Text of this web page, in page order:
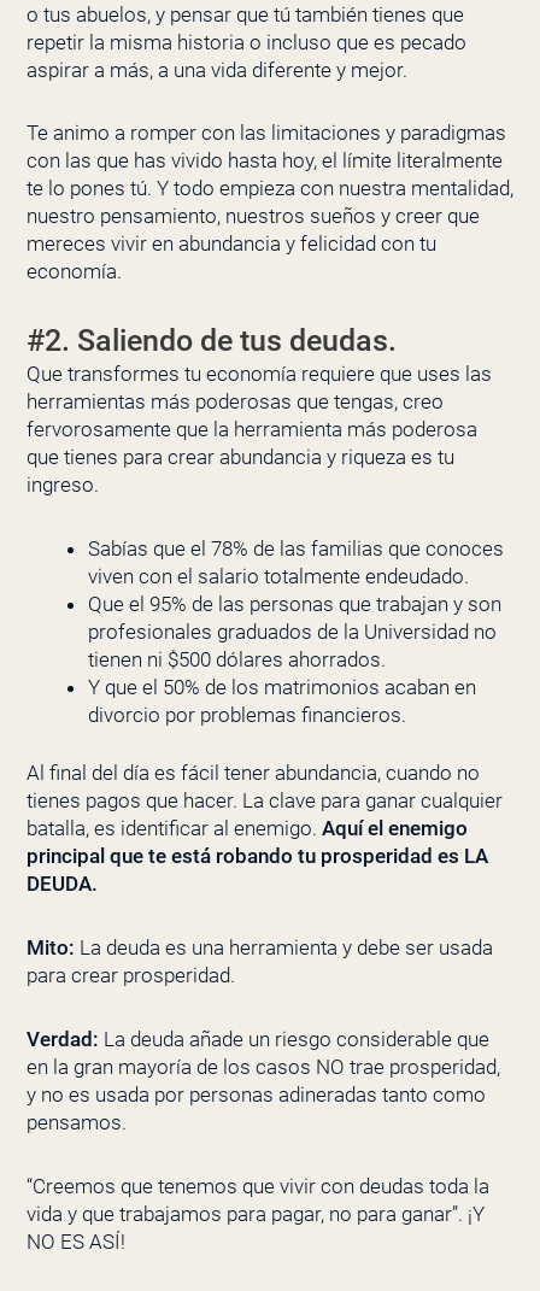
o tus abuelos, y pensar que tú también tienes que
repetir la misma historia o incluso que es pecado
aspirar a más, a una vida diferente y mejor.
Te animo a romper con las limitaciones y paradigmas
con las que has vivido hasta hoy, el límite literalmente
te lo pones tú. Y todo empieza con nuestra mentalidad,
nuestro pensamiento, nuestros sueños y creer que
mereces vivir en abundancia y felicidad con tu
economía.
#2. Saliendo de tus deudas.
Que transformes tu economía requiere que uses las
herramientas más poderosas que tengas, creo
fervorosamente que la herramienta más poderosa
que tienes para crear abundancia y riqueza es tu
ingreso.
Sabías que el 78% de las familias que conoces
viven con el salario totalmente endeudado.
Que el 95% de las personas que trabajan y son
profesionales graduados de la Universidad no
tienen ni $500 dólares ahorrados.
Y que el 50% de los matrimonios acaban en
divorcio por problemas financieros.
Al final del día es fácil tener abundancia, cuando no
tienes pagos que hacer. La clave para ganar cualquier
batalla, es identificar al enemigo. Aquí el enemigo
principal que te está robando tu prosperidad es LA
DEUDA.
Mito: La deuda es una herramienta y debe ser usada
para crear prosperidad.
Verdad: La deuda añade un riesgo considerable que
en la gran mayoría de los casos NO trae prosperidad,
y no es usada por personas adineradas tanto como
pensamos.
“Creemos que tenemos que vivir con deudas toda la
vida y que trabajamos para pagar, no para ganar”. ¡Y
NO ES ASÍ!